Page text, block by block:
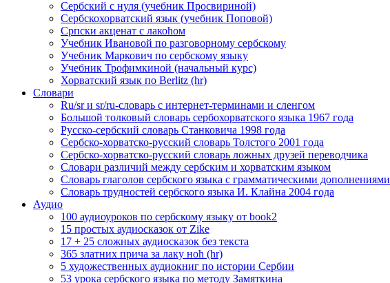
Сербский с нуля (учебник Просвириной)
Сербскохорватский язык (учебник Поповой)
Српски акценат с лакоћом
Учебник Ивановой по разговорному сербскому
Учебник Маркович по сербскому языку
Учебник Трофимкиной (начальный курс)
Хорватский язык по Berlitz (hr)
Словари
Ru/sr и sr/ru-словарь с интернет-терминами и сленгом
Большой толковый словарь сербохорватского языка 1967 года
Русско-сербский словарь Станковича 1998 года
Сербско-хорватско-русский словарь Толстого 2001 года
Сербско-хорватско-русский словарь ложных друзей переводчика
Словари различий между сербским и хорватским языком
Словарь глаголов сербского языка с грамматическими дополнениями
Словарь трудностей сербского языка И. Клайна 2004 года
Аудио
100 аудиоуроков по сербскому языку от book2
15 простых аудиосказок от Zike
17 + 25 сложных аудиосказок без текста
365 златних прича за лаку ноћ (hr)
5 художественных аудиокниг по истории Сербии
53 урока сербского языка по методу Замяткина